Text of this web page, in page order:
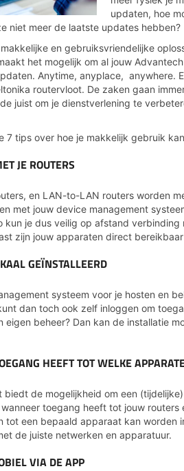
updaten, hoe
niet meer de laatste updates hebben?
en gebruiksvriendelijke
het mogelijk om al jouw
Anytime, anyplace, anywhere.
routervloot. De zaken gaan
juist om je dienstverlening te
7 tips over hoe je makkelijk gebruik
JE ROUTERS
en LAN-to-LAN routers worden
met jouw device management
kun je dus veilig op afstand
zijn jouw apparaten direct
GEÏNSTALLEERD
systeem voor je hosten en
dan toch ook zelf inloggen om
eigen beheer? Dan kan de installatie
HEEFT TOT WELKE
biedt de mogelijkheid om een
toegang heeft tot jouw
tot een bepaald apparaat kan worden
de juiste netwerken en apparatuur.
VIA DE APP